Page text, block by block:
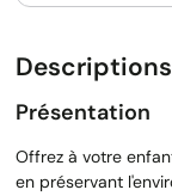
Présentation
Offrez à votre
en préservant